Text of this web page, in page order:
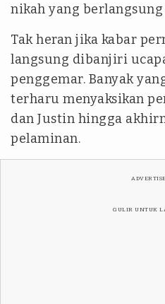
nikah yang berlangsung
Tak heran jika kabar
langsung dibanjiri
penggemar. Banyak
terharu menyaksikan
dan Justin hingga
pelaminan.
GULIR UNTUK